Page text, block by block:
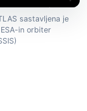
sastavljena je
in orbiter